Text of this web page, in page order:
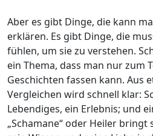
Aber es gibt Dinge, die kann
erklären. Es gibt Dinge, die
fühlen, um sie zu verstehen.
ein Thema, dass man nur zum
Geschichten fassen kann. Aus
Vergleichen wird schnell klar:
Lebendiges, ein Erlebnis; und
„Schamane“ oder Heiler bringt